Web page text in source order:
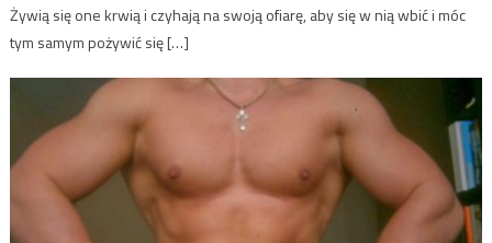
Żywią się one krwią i czyhają na swoją ofiarę, aby się w nią wbić i móc
tym samym pożywić się […]